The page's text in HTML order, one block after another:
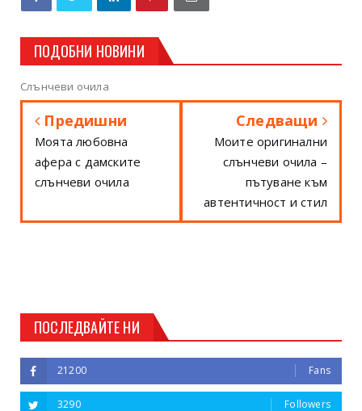
ПОДОБНИ НОВИНИ
Слънчеви очила
Предишни
Моята любовна
афера с дамските
слънчеви очила
Следващи
Моите оригинални
слънчеви очила –
пътуване към
автентичност и стил
ПОСЛЕДВАЙТЕ НИ
21200 Fans
3290 Followers